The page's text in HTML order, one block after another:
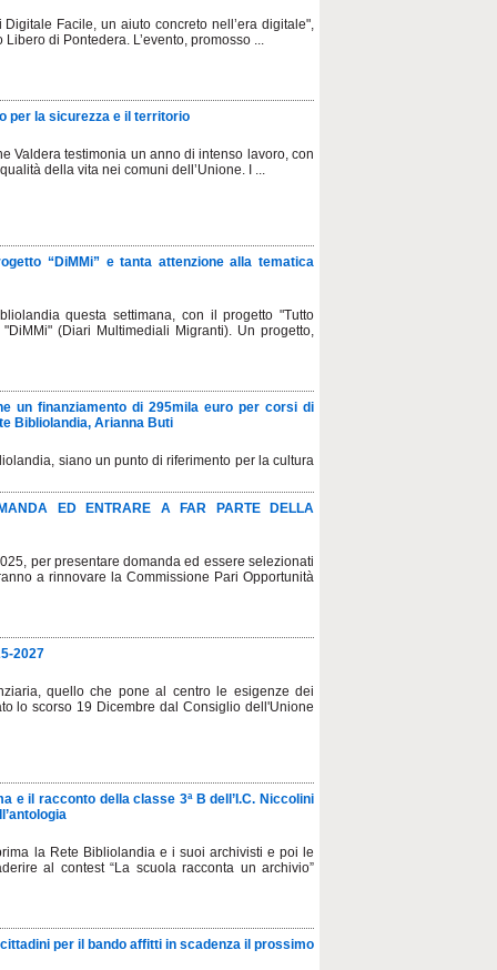
Facile, un aiuto concreto nell’era digitale",
di Pontedera. L’evento, promosso ...
per la sicurezza e il territorio
Valdera testimonia un anno di intenso lavoro, con
della vita nei comuni dell’Unione. I ...
“DiMMi” e tanta attenzione alla tematica
questa settimana, con il progetto "Tutto
(Diari Multimediali Migranti). Un progetto,
un finanziamento di 295mila euro per corsi di
Bibliolandia, Arianna Buti
siano un punto di riferimento per la cultura
ED ENTRARE A FAR PARTE DELLA
per presentare domanda ed essere selezionati
a rinnovare la Commissione Pari Opportunità
2027
quello che pone al centro le esigenze dei
lo scorso 19 Dicembre dal Consiglio dell'Unione
e il racconto della classe 3ª B dell’I.C. Niccolini
la Rete Bibliolandia e i suoi archivisti e poi le
al contest “La scuola racconta un archivio”
per il bando affitti in scadenza il prossimo